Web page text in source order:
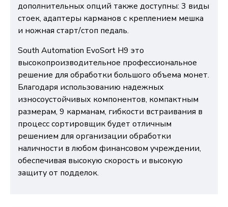
дополнительных опций также доступны: 3 виды
стоек, адаптеры карманов с креплением мешка
и ножная старт/стоп педаль.
South Automation EvoSort H9 это
высокопроизводительное профессиональное
решение для обработки большого объема монет.
Благодаря использованию надежных
износоустойчивых компонентов, компактным
размерам, 9 карманам, гибкости встраивания в
процесс сортировщик будет отличным
решением для организации обработки
наличности в любом финансовом учреждении,
обеспечивая высокую скорость и высокую
защиту от подделок.